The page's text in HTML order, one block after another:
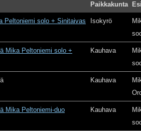
Paikkakunta
Peltoniemi solo + Sinitaivas Isokyrö
Mika Peltoniemi solo +
Kauhava
Kauhava
Mika Peltoniemi-duo Kauhava